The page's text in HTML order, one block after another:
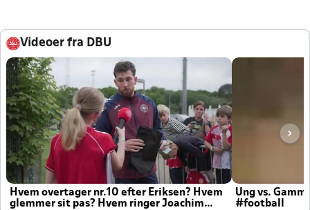
Videoer fra DBU
Hvem overtager nr.10 efter Eriksen? Hvem
glemmer sit pas? Hvem ringer Joachim
Ung vs.
#football